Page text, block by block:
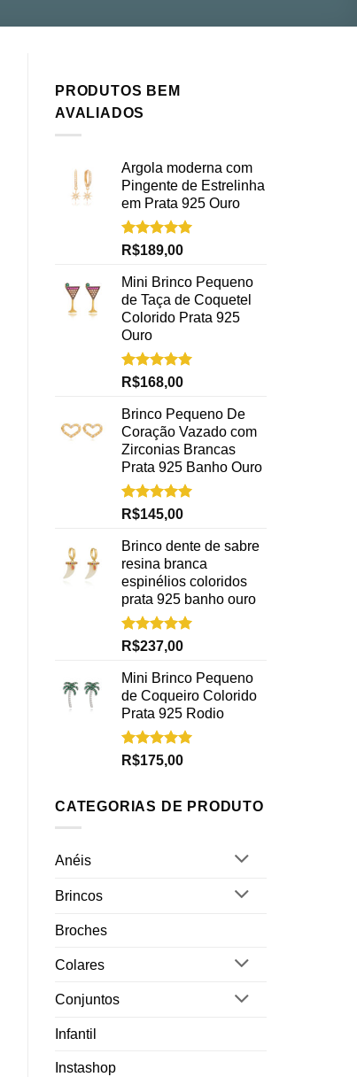
PRODUTOS BEM
AVALIADOS
Argola moderna com
Pingente de Estrelinha
em Prata 925 Ouro
Avaliação
5.00
de 5
R$189,00
Mini Brinco Pequeno
de Taça de Coquetel
Colorido Prata 925
Ouro
Avaliação
5.00
de 5
R$168,00
Brinco Pequeno De
Coração Vazado com
Zirconias Brancas
Prata 925 Banho Ouro
Avaliação
5.00
de 5
R$145,00
Brinco dente de sabre
resina branca
espinélios coloridos
prata 925 banho ouro
Avaliação
5.00
de 5
R$237,00
Mini Brinco Pequeno
de Coqueiro Colorido
Prata 925 Rodio
Avaliação
5.00
de 5
R$175,00
CATEGORIAS DE PRODUTO
Anéis
Brincos
Broches
Colares
Conjuntos
Infantil
Instashop